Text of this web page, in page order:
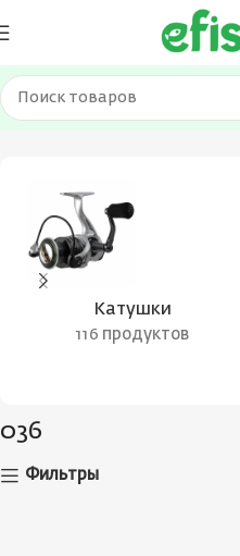
Главная Товар Цвет воблера
Катушки
116 продуктов
036
Фильтры